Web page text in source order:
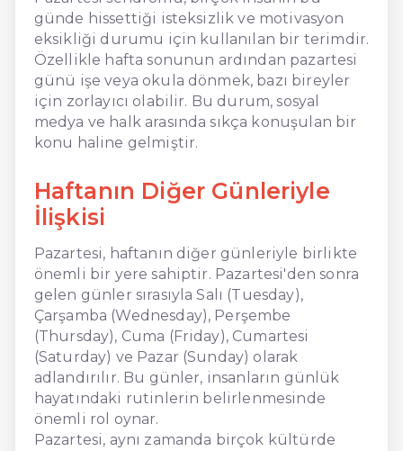
günde hissettiği isteksizlik ve motivasyon
eksikliği durumu için kullanılan bir terimdir.
Özellikle hafta sonunun ardından pazartesi
günü işe veya okula dönmek, bazı bireyler
için zorlayıcı olabilir. Bu durum, sosyal
medya ve halk arasında sıkça konuşulan bir
konu haline gelmiştir.
Haftanın Diğer Günleriyle
İlişkisi
Pazartesi, haftanın diğer günleriyle birlikte
önemli bir yere sahiptir. Pazartesi'den sonra
gelen günler sırasıyla Salı (Tuesday),
Çarşamba (Wednesday), Perşembe
(Thursday), Cuma (Friday), Cumartesi
(Saturday) ve Pazar (Sunday) olarak
adlandırılır. Bu günler, insanların günlük
hayatındaki rutinlerin belirlenmesinde
önemli rol oynar.
Pazartesi, aynı zamanda birçok kültürde